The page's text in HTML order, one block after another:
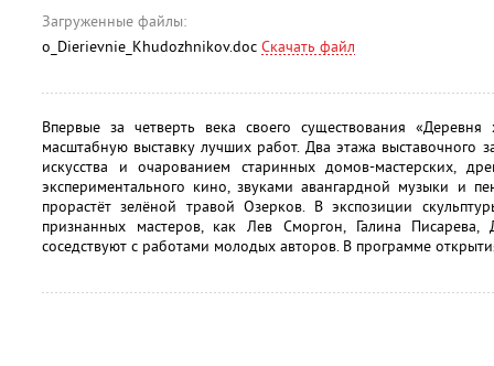
Загруженные файлы:
o_Dierievnie_Khudozhnikov.doc Скачать файл
Впервые за четверть века своего существования
масштабную выставку лучших работ. Два этажа выставочного
искусства и очарованием старинных домов-мастерских,
экспериментального кино, звуками авангардной музыки и
прорастёт зелёной травой Озерков. В экспозиции
признанных мастеров, как Лев Сморгон, Галина
соседствуют с работами молодых авторов. В программе